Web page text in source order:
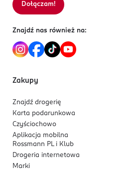
Dołączam!
Znajdź nas również na:
Zakupy
Znajdź drogerię
Karta podarunkowa
Czyściochowo
Aplikacja mobilna
Rossmann PL i Klub
Drogeria internetowa
Marki